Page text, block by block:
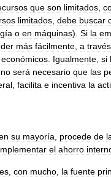
que son limitados
limitados debe buscar
o en máquinas). Si la
más fácilmente a través
económicos Igualmente si
no será necesario que las
facilita e incentiva la
su mayoría procede de
el ahorro
es con mucho la fuente